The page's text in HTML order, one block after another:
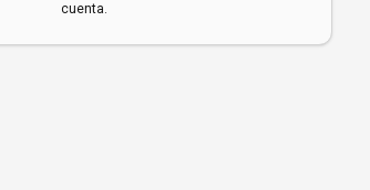
cuenta.